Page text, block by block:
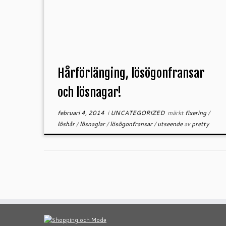
Hårförlänging, lösögonfransar
och lösnagar!
februari 4, 2014i UNCATEGORIZED märktfixering/
löshår/lösnaglar/lösögonfransar/utseendeavpretty